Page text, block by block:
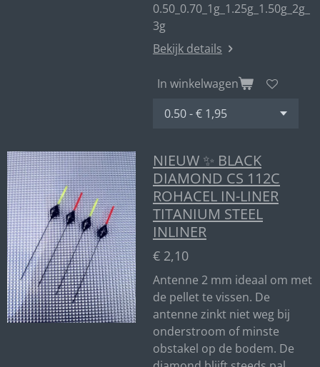
0.50_0.70_1g_1.25g_1.50g_2g_
3g
Bekijk details
In winkelwagen
NIEUW ✨ BLACK
DIAMOND CS 112C
ROHACEL IN-LINER
TITANIUM STEEL
INLINER
€ 2,10
Antenne 2 mm ideaal om met
de pellet te vissen. De
antenne zinkt niet weg bij
onderstroom of minste
obstakel op de bodem. De